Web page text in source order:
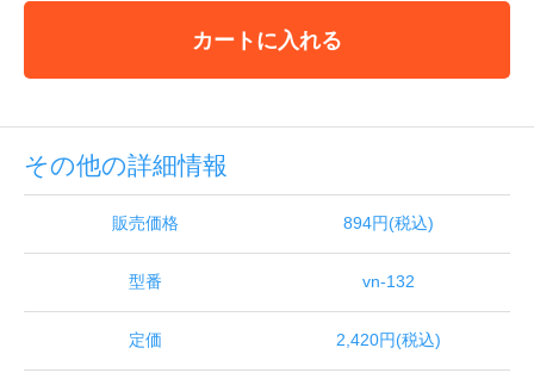
カートに入れる
その他の詳細情報
販売価格 894円(税込)
型番 vn-132
定価 2,420円(税込)